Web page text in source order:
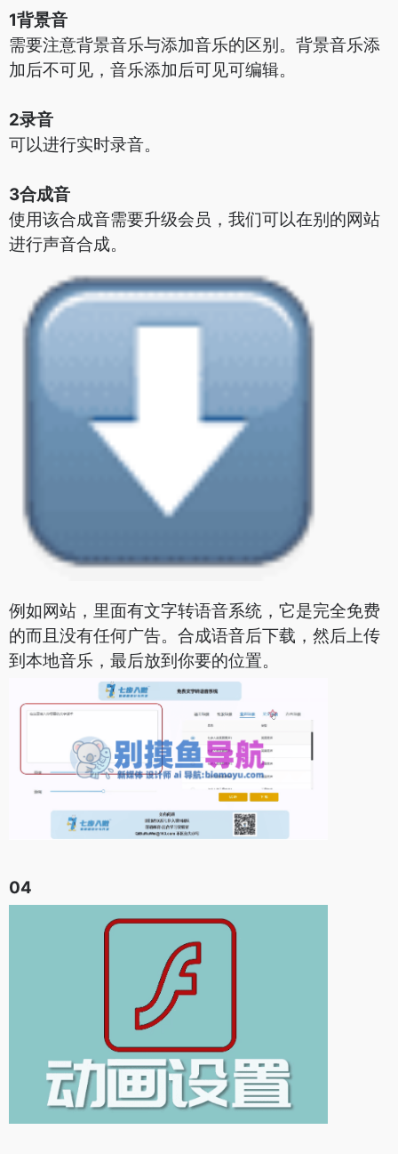
1背景音
需要注意背景音乐与添加音乐的区别。背景音乐添
加后不可见，音乐添加后可见可编辑。
2录音
可以进行实时录音。
3合成音
使用该合成音需要升级会员，我们可以在别的网站
进行声音合成。
例如网站，里面有文字转语音系统，它是完全免费
的而且没有任何广告。合成语音后下载，然后上传
到本地音乐，最后放到你要的位置。
04